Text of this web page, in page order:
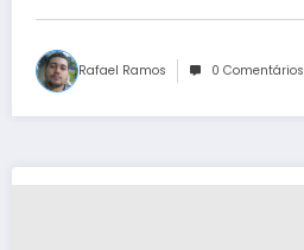
Rafael Ramos 0 Comentários